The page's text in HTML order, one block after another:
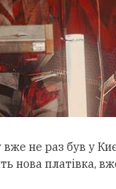
не раз був у
нова платівка,